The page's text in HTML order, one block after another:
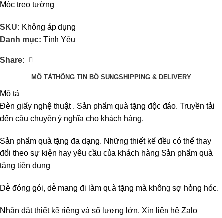
Móc treo tường
SKU: Không áp dụng
Danh mục: Tình Yêu
Share:
MÔ TẢTHÔNG TIN BỔ SUNGSHIPPING & DELIVERY
Mô tả
Đèn giấy nghệ thuật . Sản phẩm quà tặng độc đáo. Truyền tải
đến câu chuyện ý nghĩa cho khách hàng.
Sản phẩm quà tặng đa dạng. Những thiết kế đều có thể thay
đổi theo sự kiện hay yêu cầu của khách hàng Sản phẩm quà
tặng tiện dụng
Dễ đóng gói, dễ mang đi làm quà tặng mà không sợ hỏng hóc.
Nhận đặt thiết kế riêng và số lượng lớn. Xin liên hệ Zalo